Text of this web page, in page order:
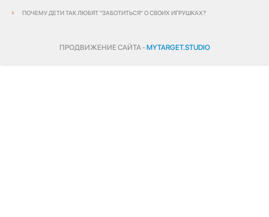
ПОЧЕМУ ДЕТИ ТАК ЛЮБЯТ "ЗАБОТИТЬСЯ" О СВОИХ ИГРУШКАХ?
ПРОДВИЖЕНИЕ САЙТА -MYTARGET.STUDIO